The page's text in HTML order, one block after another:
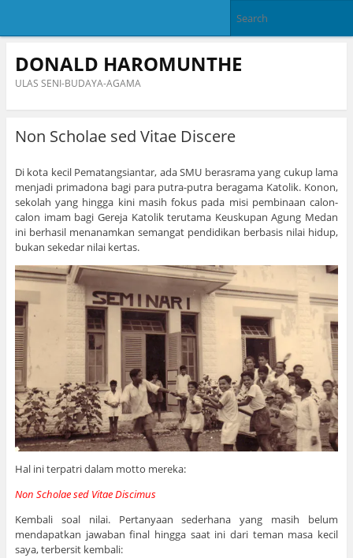
DONALD HAROMUNTHE
ULAS SENI-BUDAYA-AGAMA
Non Scholae sed Vitae Discere
Di kota kecil Pematangsiantar, ada SMU berasrama yang cukup lama
menjadi primadona bagi para putra-putra beragama Katolik. Konon,
sekolah yang hingga kini masih fokus pada misi pembinaan calon-
calon imam bagi Gereja Katolik terutama Keuskupan Agung Medan
ini berhasil menanamkan semangat pendidikan berbasis nilai hidup,
bukan sekedar nilai kertas.
Hal ini terpatri dalam motto mereka:
Non Scholae sed Vitae Discimus
Kembali soal nilai. Pertanyaan sederhana yang masih belum
mendapatkan jawaban final hingga saat ini dari teman masa kecil
saya, terbersit kembali: